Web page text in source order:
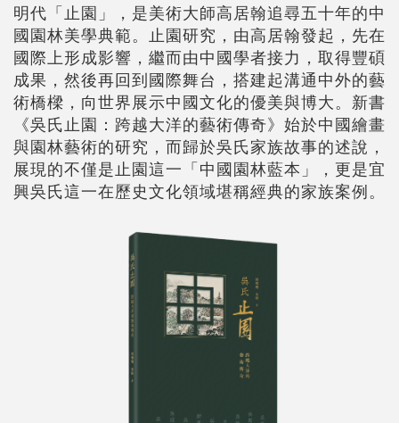
明代「止園」，是美術大師高居翰追尋五十年的中
國園林美學典範。止園研究，由高居翰發起，先在
國際上形成影響，繼而由中國學者接力，取得豐碩
成果，然後再回到國際舞台，搭建起溝通中外的藝
術橋樑，向世界展示中國文化的優美與博大。新書
《吳氏止園：跨越大洋的藝術傳奇》始於中國繪畫
與園林藝術的研究，而歸於吳氏家族故事的述說，
展現的不僅是止園這一「中國園林藍本」，更是宜
興吳氏這一在歷史文化領域堪稱經典的家族案例。